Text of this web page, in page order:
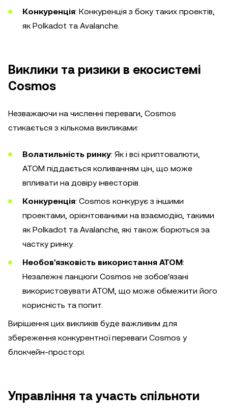
Конкуренція: Конкуренція з боку таких проектів,
як Polkadot та Avalanche.
Виклики та ризики в екосистемі
Cosmos
Незважаючи на численні переваги, Cosmos
стикається з кількома викликами:
Волатильність ринку: Як і всі криптовалюти,
ATOM піддається коливанням цін, що може
впливати на довіру інвесторів.
Конкуренція: Cosmos конкурує з іншими
проектами, орієнтованими на взаємодію, такими
як Polkadot та Avalanche, які також борються за
частку ринку.
Необов'язковість використання ATOM:
Незалежні ланцюги Cosmos не зобов'язані
використовувати ATOM, що може обмежити його
корисність та попит.
Вирішення цих викликів буде важливим для
збереження конкурентної переваги Cosmos у
блокчейн-просторі.
Управління та участь спільноти